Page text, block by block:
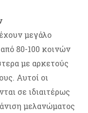
μεγάλο
80-100 κοινών
με αρκετούς
Αυτοί οι
σε ιδιαιτέρως
μελανώματος